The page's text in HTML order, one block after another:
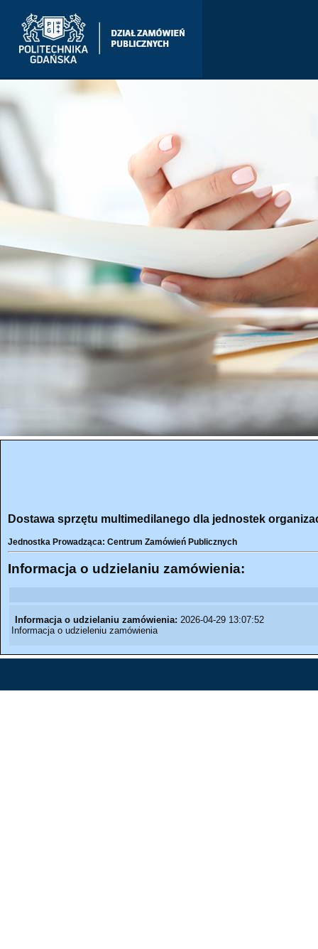
Dostawa sprzętu multimedilanego dla jednostek
Jednostka Prowadząca: Centrum Zamówień Publicznych
Informacja o udzielaniu zamówienia:
Informacja o udzielaniu zamówienia: 2026-04-29 13:07:52
Informacja o udzieleniu zamówienia